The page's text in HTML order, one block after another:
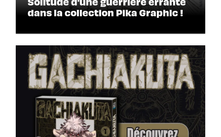
dans la collection Pika Graphic !